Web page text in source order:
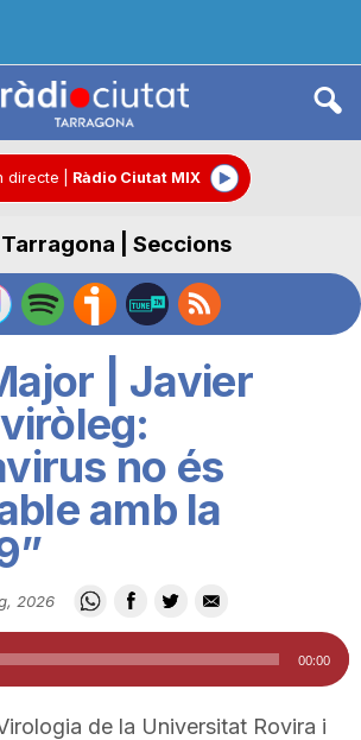
directe Ràdio Ciutat MIX
| Seccions
| Javier
no és
amb la
2026
00:00
de la Universitat Rovira i